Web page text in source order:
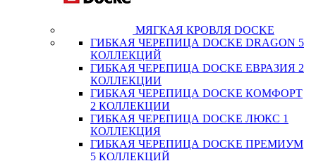
МЯГКАЯ КРОВЛЯ DOCKE
ГИБКАЯ ЧЕРЕПИЦА DOCKE DRAGON 5
КОЛЛЕКЦИЙ
ГИБКАЯ ЧЕРЕПИЦА DOCKE ЕВРАЗИЯ 2
КОЛЛЕКЦИИ
ГИБКАЯ ЧЕРЕПИЦА DOCKE КОМФОРТ
2 КОЛЛЕКЦИИ
ГИБКАЯ ЧЕРЕПИЦА DOCKE ЛЮКС 1
КОЛЛЕКЦИЯ
ГИБКАЯ ЧЕРЕПИЦА DOCKE ПРЕМИУМ
5 КОЛЛЕКЦИЙ